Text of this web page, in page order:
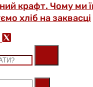
крафт. Чому ми
хліб на заквасці